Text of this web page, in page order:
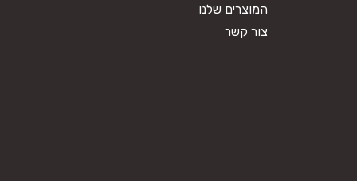
המוצרים שלנו
צור קשר